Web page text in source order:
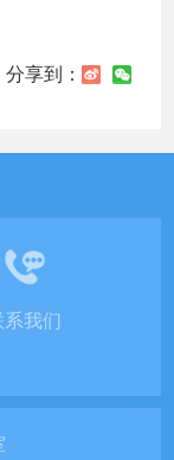
分享到：
系我们